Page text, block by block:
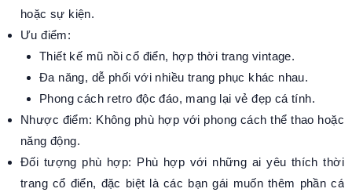
hoặc sự kiện.
Ưu điểm:
Thiết kế mũ nồi cổ điển, hợp thời trang vintage.
Đa năng, dễ phối với nhiều trang phục khác nhau.
Phong cách retro độc đáo, mang lại vẻ đẹp cá tính.
Nhược điểm: Không phù hợp với phong cách thể thao hoặc
năng động.
Đối tượng phù hợp: Phù hợp với những ai yêu thích thời
trang cổ điển, đặc biệt là các bạn gái muốn thêm phần cá